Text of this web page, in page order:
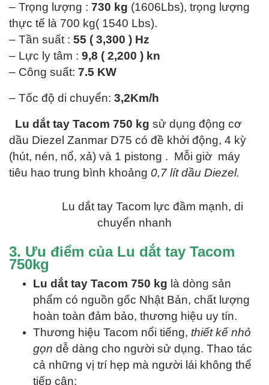
– Trọng lượng : 730 kg (1606Lbs), trọng lượng
thực tế là 700 kg( 1540 Lbs).
– Tần suất : 55 ( 3,300 ) Hz
– Lực ly tâm : 9,8 ( 2,200 ) kn
– Công suất: 7.5 KW
– Tốc độ di chuyển: 3,2Km/h
Lu dắt tay Tacom 750 kg sử dụng động cơ
dầu Diezel Zanmar D75 có đề khởi động, 4 kỳ
(hút, nén, nổ, xả) và 1 pistong . Mỗi giờ máy
tiêu hao trung bình khoảng 0,7 lít dầu Diezel.
Lu dắt tay Tacom lực đầm mạnh, di
chuyển nhanh
3. Ưu điểm của Lu dắt tay Tacom
750kg
Lu dắt tay Tacom 750 kg là dòng sản
phẩm có nguồn gốc Nhật Bản, chất lượng
hoàn toàn đảm bảo, thương hiệu uy tín.
Thương hiệu Tacom nổi tiếng, thiết kế nhỏ
gọn dễ dàng cho người sử dụng. Thao tác
cả những vị trí hẹp mà người lái không thể
tiếp cận;